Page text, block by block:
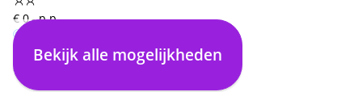
€ 0,- p.p.
Als in programma
€ 0,- p.p.
Bekijk alle mogelijkheden